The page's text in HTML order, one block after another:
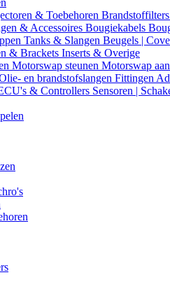
& Toebehoren Brandstoffilters
& Accessoires Bougiekabels
Tanks & Slangen Beugels |
& Brackets Inserts & Overige
Motorswap steunen Motorswap
en brandstofslangen Fittingen
& Controllers Sensoren |